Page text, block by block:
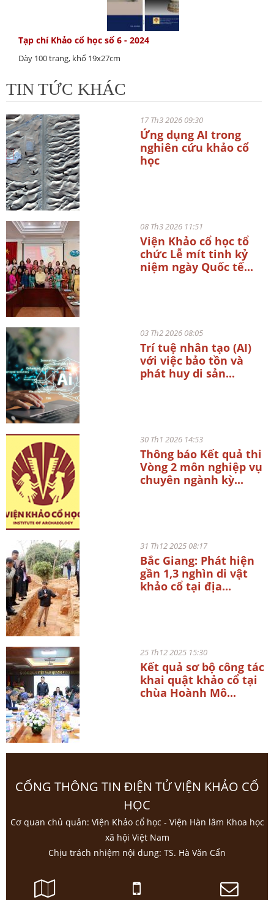
Tạp chí Khảo cổ học số 6 - 2024
Dày 100 trang, khổ 19x27cm
TIN TỨC KHÁC
17 Th3 2026 09:30
Ứng dụng AI trong
nghiên cứu khảo cổ
học
08 Th3 2026 11:51
Viện Khảo cổ học tổ
chức Lễ mít tinh kỷ
niệm ngày Quốc tế...
03 Th2 2026 08:05
Trí tuệ nhân tạo (AI)
với việc bảo tồn và
phát huy di sản...
30 Th1 2026 14:53
Thông báo Kết quả thi
Vòng 2 môn nghiệp vụ
chuyên ngành kỳ...
31 Th12 2025 08:17
Bắc Giang: Phát hiện
gần 1,3 nghìn di vật
khảo cổ tại địa...
25 Th12 2025 15:30
Kết quả sơ bộ công tác
khai quật khảo cổ tại
chùa Hoành Mô...
CỔNG THÔNG TIN ĐIỆN TỬ VIỆN KHẢO CỔ
HỌC
Cơ quan chủ quản: Viện Khảo cổ học - Viện Hàn lâm Khoa học
xã hội Việt Nam
Chịu trách nhiệm nội dung: TS. Hà Văn Cẩn